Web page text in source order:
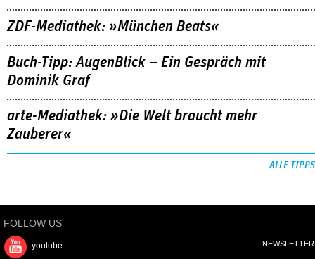
ZDF-Mediathek: »München Beats«
Buch-Tipp: AugenBlick – Ein Gespräch mit
Dominik Graf
arte-Mediathek: »Die Welt braucht mehr
Zauberer«
ALLE TIPPS
FOLLOW US
youtube NEWSLETTER